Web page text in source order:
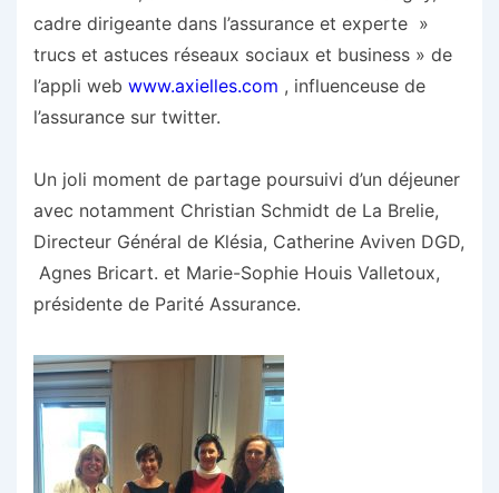
cadre dirigeante dans l’assurance et experte »
trucs et astuces réseaux sociaux et business » de
l’appli web www.axielles.com , influenceuse de
l’assurance sur twitter.
Un joli moment de partage poursuivi d’un déjeuner
avec notamment Christian Schmidt de La Brelie,
Directeur Général de Klésia, Catherine Aviven DGD,
Agnes Bricart. et Marie-Sophie Houis Valletoux,
présidente de Parité Assurance.